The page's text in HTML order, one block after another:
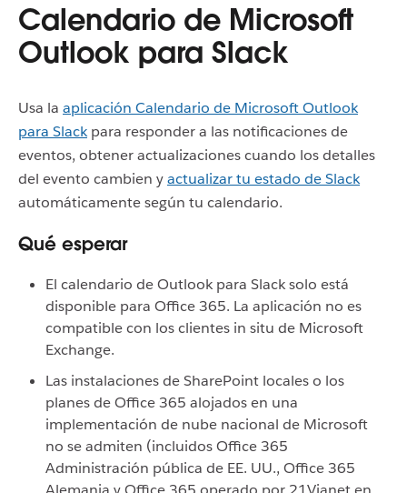
Calendario de Microsoft
Outlook para Slack
Usa la aplicación Calendario de Microsoft Outlook
para Slackpara responder a las notificaciones de
eventos, obtener actualizaciones cuando los detalles
del evento cambien yactualizar tu estado de Slack
automáticamente según tu calendario.
Qué esperar
El calendario de Outlook para Slack solo está
disponible para Office 365. La aplicación no es
compatible con los clientes in situ de Microsoft
Exchange.
Las instalaciones de SharePoint locales o los
planes de Office 365 alojados en una
implementación de nube nacional de Microsoft
no se admiten (incluidos Office 365
Administración pública de EE. UU., Office 365